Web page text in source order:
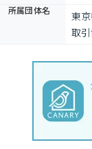
所属団体名
東
取